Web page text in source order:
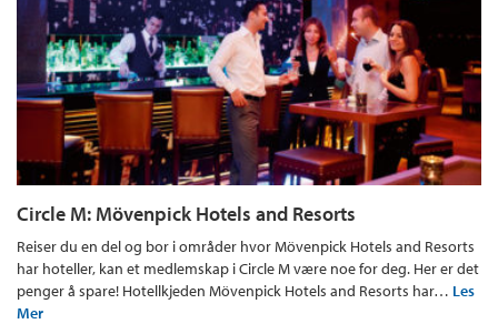
Circle M: Mövenpick Hotels and Resorts
Reiser du en del og bor i områder hvor Mövenpick Hotels and Resorts
har hoteller, kan et medlemskap i Circle M være noe for deg. Her er det
penger å spare! Hotellkjeden Mövenpick Hotels and Resorts har… Les
Mer